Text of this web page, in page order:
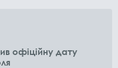
офіційну дату